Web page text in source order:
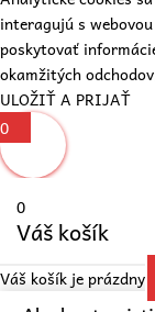
interagujú s
poskytovať
okamžitých
ULOŽIŤ A PRIJAŤ
0
0
Váš košík
Váš košík je prázdny